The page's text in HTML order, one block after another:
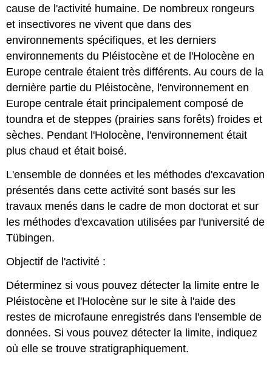
cause de l'activité humaine. De nombreux rongeurs
et insectivores ne vivent que dans des
environnements spécifiques, et les derniers
environnements du Pléistocène et de l'Holocène en
Europe centrale étaient très différents. Au cours de la
dernière partie du Pléistocène, l'environnement en
Europe centrale était principalement composé de
toundra et de steppes (prairies sans forêts) froides et
sèches. Pendant l'Holocène, l'environnement était
plus chaud et était boisé.
L'ensemble de données et les méthodes d'excavation
présentés dans cette activité sont basés sur les
travaux menés dans le cadre de mon doctorat et sur
les méthodes d'excavation utilisées par l'université de
Tübingen.
Objectif de l'activité :
Déterminez si vous pouvez détecter la limite entre le
Pléistocène et l'Holocène sur le site à l'aide des
restes de microfaune enregistrés dans l'ensemble de
données. Si vous pouvez détecter la limite, indiquez
où elle se trouve stratigraphiquement.